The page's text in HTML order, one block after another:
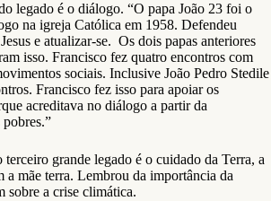
legado é o diálogo. “O papa João 23 foi o
na igreja Católica em 1958. Defendeu
e atualizar-se. Os dois papas anteriores
isso. Francisco fez quatro encontros com
sociais. Inclusive João Pedro Stedile
Francisco fez isso para apoiar os
acreditava no diálogo a partir da
grande legado é o cuidado da Terra, a
a mãe terra. Lembrou da importância da
sobre a crise climática.